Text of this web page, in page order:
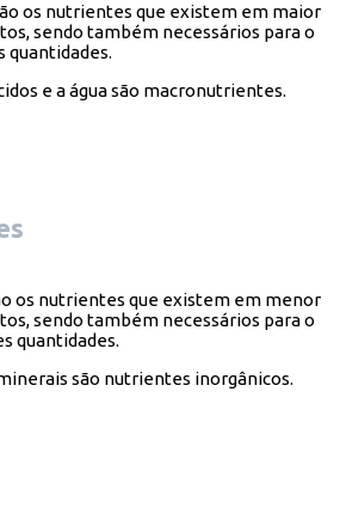
os nutrientes que existem em maior
sendo também necessários para o
quantidades.
e a água são macronutrientes.
os nutrientes que existem em menor
sendo também necessários para o
quantidades.
são nutrientes inorgânicos.